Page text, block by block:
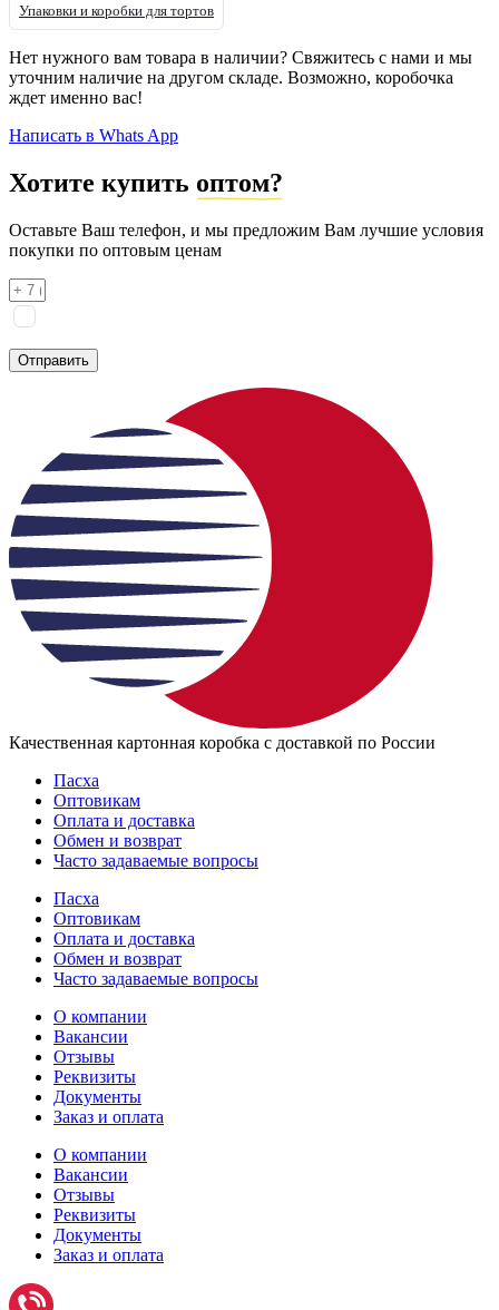
Упаковки и коробки для тортов
Нет нужного вам товара в наличии? Свяжитесь с нами и мы
уточним наличие на другом складе. Возможно, коробочка
ждет именно вас!
Написать в Whats App
Хотите купить оптом?
Оставьте Ваш телефон, и мы предложим Вам лучшие условия
покупки по оптовым ценам
Отправить
Качественная картонная коробка с доставкой по России
Пасха
Оптовикам
Оплата и доставка
Обмен и возврат
Часто задаваемые вопросы
Пасха
Оптовикам
Оплата и доставка
Обмен и возврат
Часто задаваемые вопросы
О компании
Вакансии
Отзывы
Реквизиты
Документы
Заказ и оплата
О компании
Вакансии
Отзывы
Реквизиты
Документы
Заказ и оплата